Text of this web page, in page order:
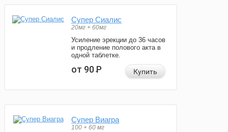
Супер Сиалис
20мг + 60мг
Усиление эрекции до 36 часов
и продление полового акта в
одной таблетке.
от 90Р Купить
Супер Виагра
100 + 60 мг